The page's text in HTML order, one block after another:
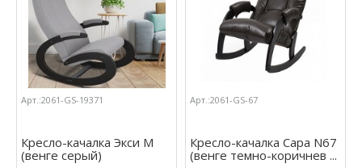
Арт.:2061-GS-19371
Кресло-качалка Экси М
(венге серый)
Арт.:2061-GS-67
Кресло-качалка Сара N67
(венге темно-коричнев ...